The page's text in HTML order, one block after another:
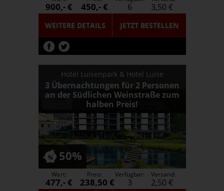
WEITERE DETAILS JETZTBESTELLEN
900,- € 450,- € 6 3,50 €
Hotel Luisenpark & Hotel Luise
3 Übernachtungen für 2 Personen
an der Südlichen Weinstraße zum
halben Preis!
50%
Wert:
477,- €
Preis:
238,50 €
Verfügbar:
3
Versand:
2,50 €